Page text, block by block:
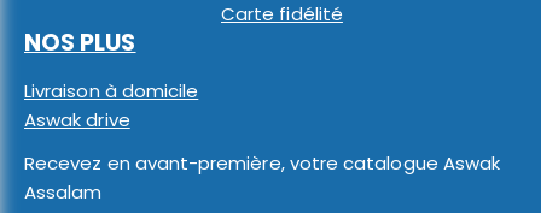
Carte fidélité
NOS PLUS
Livraison à domicile
Aswak drive
Recevez en avant-première, votre catalogue Aswak
Assalam